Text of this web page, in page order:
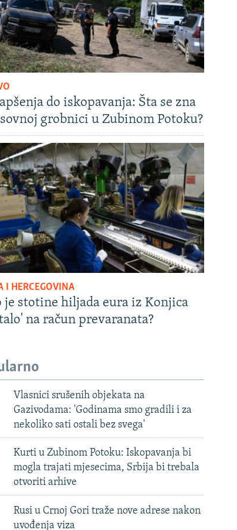
do iskopavanja: Šta se zna
grobnici u Zubinom Potoku?
I HERCEGOVINA
je stotine hiljada eura iz Konjica
na račun prevaranata?
Vlasnici srušenih objekata na
Gazivodama: 'Godinama smo gradili i za
nekoliko sati ostali bez svega'
Kurti u Zubinom Potoku: Iskopavanja bi
mogla trajati mjesecima, Srbija bi trebala
otvoriti arhive
Rusi u Crnoj Gori traže nove adrese nakon
uvođenja viza